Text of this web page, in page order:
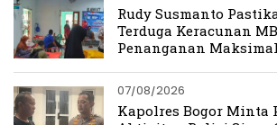
Rudy Susmanto
Terduga Keracunan
Penanganan Maksimal
07/08/2026
Kapolres Bogor Minta